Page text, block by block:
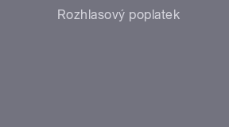
Rozhlasový poplatek